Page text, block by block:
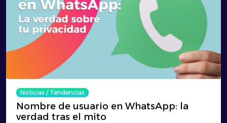
Noticias/Tendencias
Nombre de usuario en WhatsApp: la
verdad tras el mito